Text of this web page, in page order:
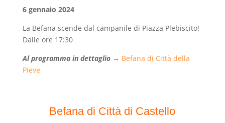
6gennaio 2024
La Befana scende dal campanile di Piazza Plebiscito!
Dalle ore 17:30
Al programma in dettaglio→ Befana di Città della
Pieve
Befana di Città di Castello